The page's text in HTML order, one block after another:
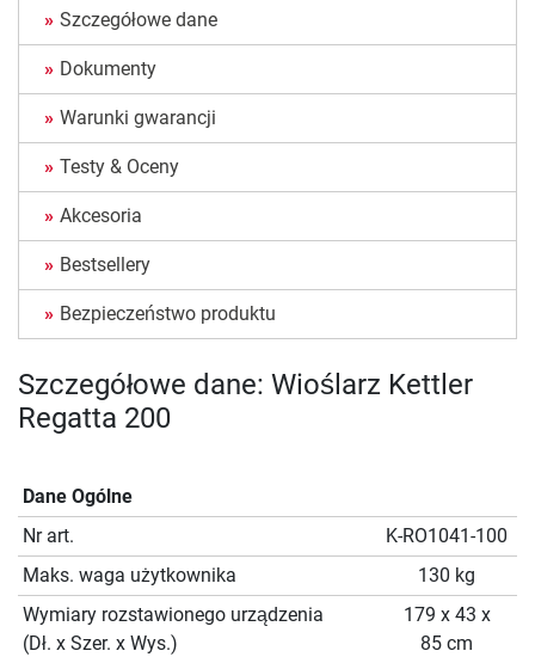
Szczegółowe dane
Dokumenty
Warunki gwarancji
Testy & Oceny
Akcesoria
Bestsellery
Bezpieczeństwo produktu
Szczegółowe dane: Wioślarz Kettler
Regatta 200
Dane Ogólne
Nr art.
K-RO1041-100
Maks. waga użytkownika
130 kg
Wymiary rozstawionego urządzenia
(Dł. x Szer. x Wys.)
179 x 43 x
85 cm